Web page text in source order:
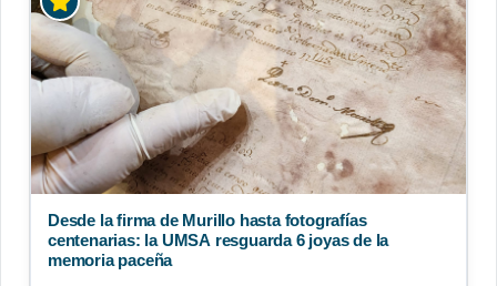
Desde la firma de Murillo hasta fotografías
centenarias: la UMSA resguarda 6 joyas de la
memoria paceña